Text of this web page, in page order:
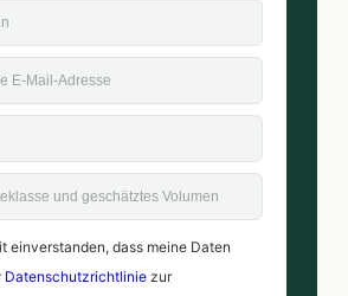
einverstanden, dass meine Daten
Datenschutzrichtlinie zur